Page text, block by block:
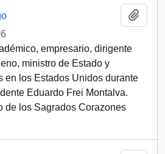
empresario, dirigente
ministro de Estado y
en los Estados Unidos durante
Eduardo Frei Montalva.
de los Sagrados Corazones